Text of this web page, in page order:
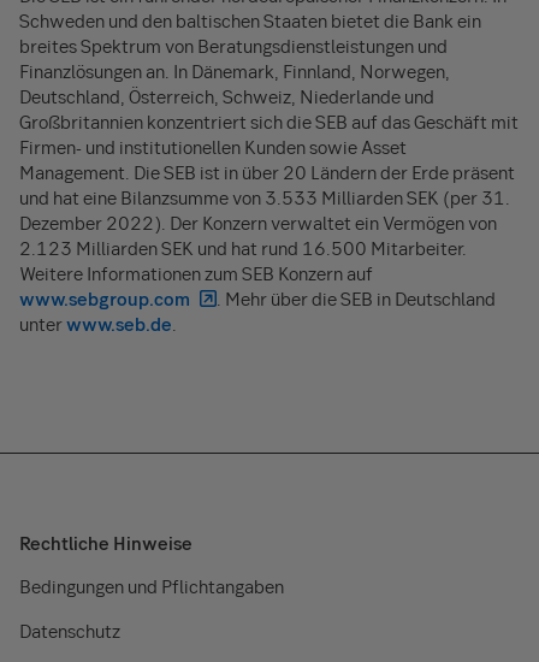
Schweden und den baltischen Staaten bietet die Bank ein
breites Spektrum von Beratungsdienstleistungen und
Finanzlösungen an. In Dänemark, Finnland, Norwegen,
Deutschland, Österreich, Schweiz, Niederlande und
Großbritannien konzentriert sich die SEB auf das Geschäft mit
Firmen- und institutionellen Kunden sowie Asset
Management. Die SEB ist in über 20 Ländern der Erde präsent
und hat eine Bilanzsumme von 3.533 Milliarden SEK (per 31.
Dezember 2022). Der Konzern verwaltet ein Vermögen von
2.123 Milliarden SEK und hat rund 16.500 Mitarbeiter.
Weitere Informationen zum SEB Konzern auf
www.sebgroup.com
. Mehr über die SEB in Deutschland
unterwww.seb.de.
Rechtliche Hinweise
Bedingungen und Pflichtangaben
Datenschutz